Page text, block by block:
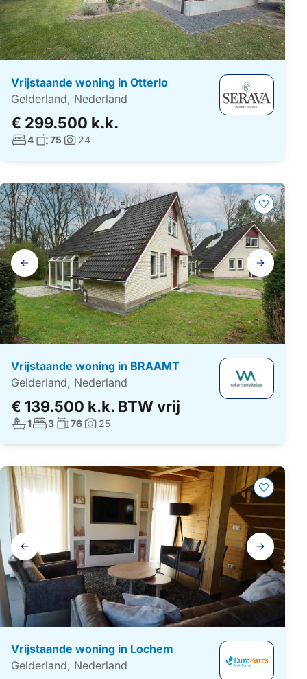
Vrijstaande woning in Otterlo
Gelderland, Nederland
€ 299.500 k.k.
Aantal slaapkamers:
4Woonoppervlakte:
75 Foto's:
24
Galerij
navigatie
Vrijstaande woning in BRAAMT
Gelderland, Nederland
€ 139.500 k.k. BTW vrij
Aantal badkamers:
1Aantal slaapkamers:
3Woonoppervlakte:
76Foto's:
25
Galerij
navigatie
Vrijstaande woning in Lochem
Gelderland, Nederland